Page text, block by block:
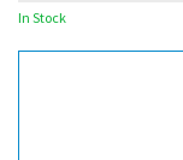
In Stock